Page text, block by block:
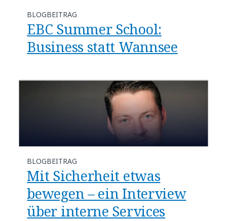
BLOGBEITRAG
EBC Summer School:
Business statt Wannsee
BLOGBEITRAG
Mit Sicherheit etwas
bewegen – ein Interview
über interne Services